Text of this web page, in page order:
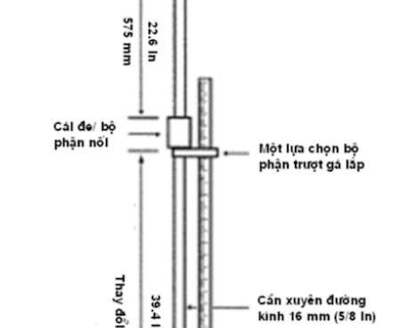
CHỐT ĐO CO NGÓT XI MĂNG BẰNG ĐỒNG